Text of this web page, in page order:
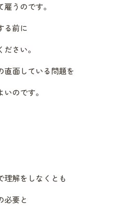
うのです。
る前に
さい。
直面している問題を
のです。
理解をしなくとも
必要と